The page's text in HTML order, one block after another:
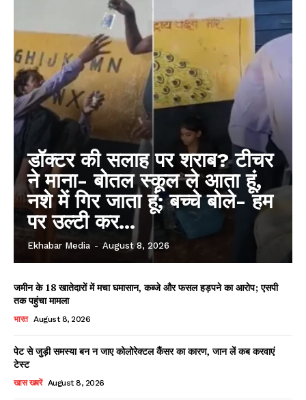
डॉक्टर की सलाह पर शराब? टीचर
ने माना- बोतल स्कूल ले आता हूं,
नशे में गिर जाता हूं; बच्चे बोले- हम
पर उल्टी कर...
Ekhabar Media - August 8, 2026
जमीन के 18 खातेदारों में मचा घमासान, कब्जे और फसल हड़पने का आरोप; एसपी
तक पहुंचा मामला
भारत August 8, 2026
पेट से जुड़ी समस्या बन न जाए कोलोरेक्टल कैंसर का कारण, जान लें कब करवाएं
टेस्ट
खास खबरें August 8, 2026